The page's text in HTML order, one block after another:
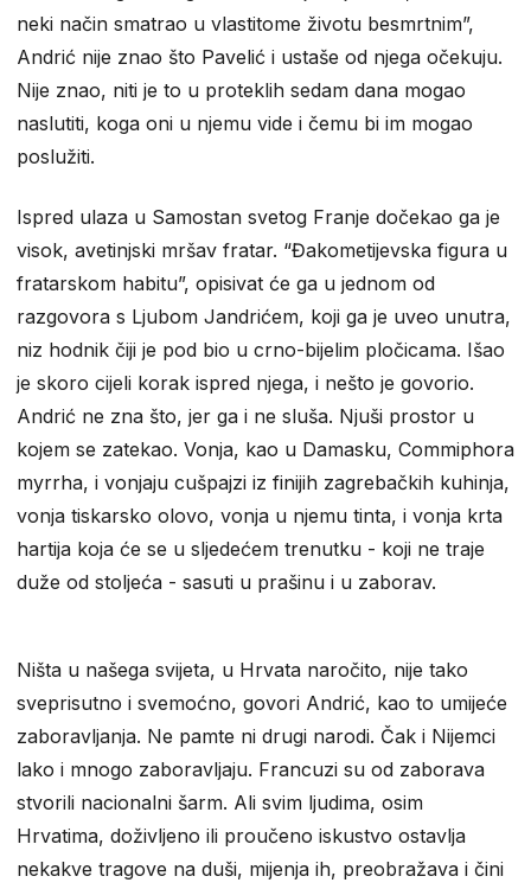
neki način smatrao u vlastitome životu besmrtnim”,
Andrić nije znao što Pavelić i ustaše od njega očekuju.
Nije znao, niti je to u proteklih sedam dana mogao
naslutiti, koga oni u njemu vide i čemu bi im mogao
poslužiti.
Ispred ulaza u Samostan svetog Franje dočekao ga je
visok, avetinjski mršav fratar. “Đakometijevska figura u
fratarskom habitu”, opisivat će ga u jednom od
razgovora s Ljubom Jandrićem, koji ga je uveo unutra,
niz hodnik čiji je pod bio u crno-bijelim pločicama. Išao
je skoro cijeli korak ispred njega, i nešto je govorio.
Andrić ne zna što, jer ga i ne sluša. Njuši prostor u
kojem se zatekao. Vonja, kao u Damasku, Commiphora
myrrha, i vonjaju cušpajzi iz finijih zagrebačkih kuhinja,
vonja tiskarsko olovo, vonja u njemu tinta, i vonja krta
hartija koja će se u sljedećem trenutku - koji ne traje
duže od stoljeća - sasuti u prašinu i u zaborav.
Ništa u našega svijeta, u Hrvata naročito, nije tako
sveprisutno i svemoćno, govori Andrić, kao to umijeće
zaboravljanja. Ne pamte ni drugi narodi. Čak i Nijemci
lako i mnogo zaboravljaju. Francuzi su od zaborava
stvorili nacionalni šarm. Ali svim ljudima, osim
Hrvatima, doživljeno ili proučeno iskustvo ostavlja
nekakve tragove na duši, mijenja ih, preobražava i čini